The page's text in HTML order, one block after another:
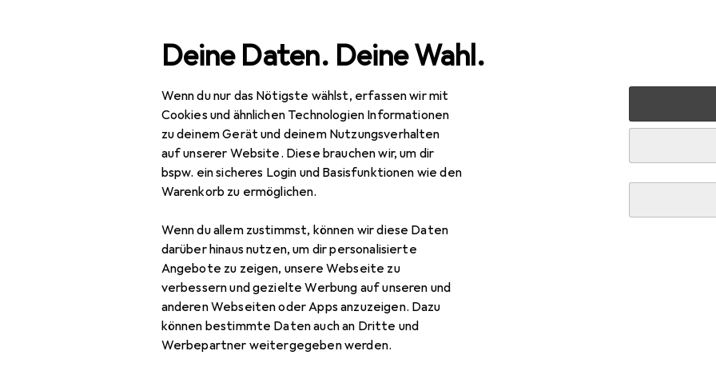
Deine Daten. Deine Wahl.
Wenn du nur das Nötigste wählst, erfassen wir mit
Cookies und ähnlichen Technologien Informationen
zu deinem Gerät und deinem Nutzungsverhalten
auf unserer Website. Diese brauchen wir, um dir
bspw. ein sicheres Login und Basisfunktionen wie den
Warenkorb zu ermöglichen.
Wenn du allem zustimmst, können wir diese Daten
darüber hinaus nutzen, um dir personalisierte
Angebote zu zeigen, unsere Webseite zu
verbessern und gezielte Werbung auf unseren und
anderen Webseiten oder Apps anzuzeigen. Dazu
können bestimmte Daten auch an Dritte und
Werbepartner weitergegeben werden.
Navigation nach Kategorien Gesamtsortiment Mode Alles in Mode Panama
EUR
236,52
Panama JackStiefel
Zubehör für Panama Jack Stiefel
Hier findest du passendes Zubehör zum Produkt Panama Jack Stiefel aus der Kategorie